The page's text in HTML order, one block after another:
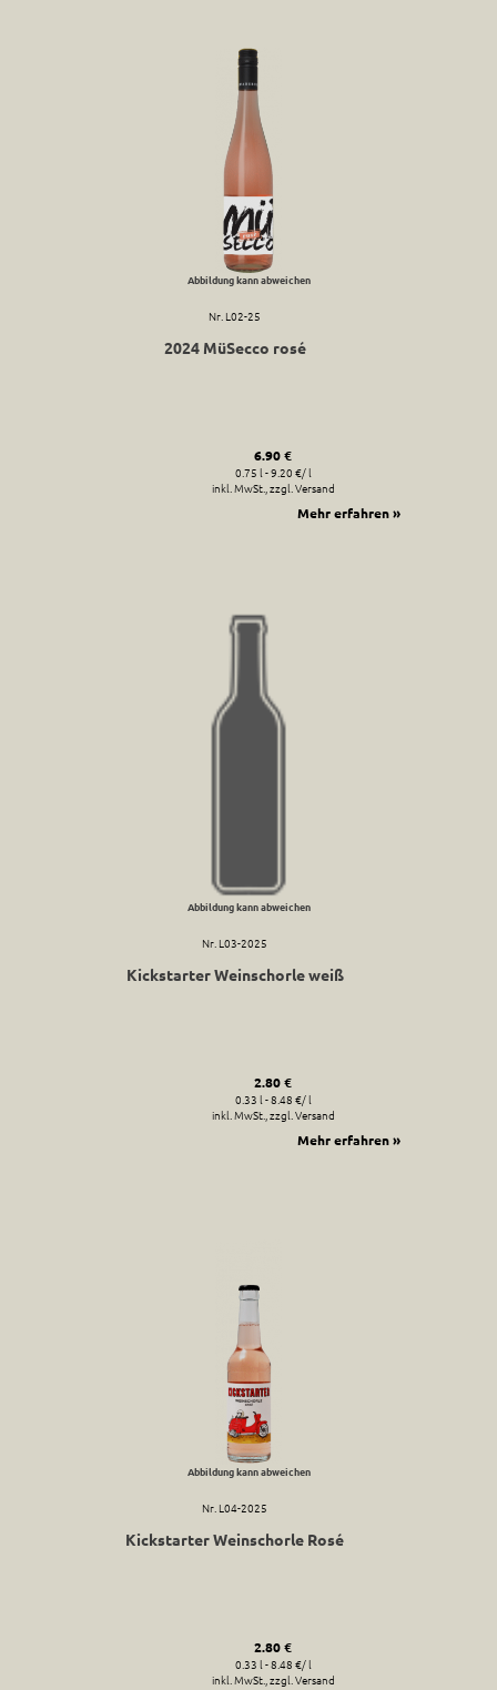
Abbildung kann abweichen
Nr. L02-25
2024 MüSecco rosé
6.90 €
0.75 l - 9.20 €/ l
inkl. MwSt., zzgl. Versand
Mehr erfahren »
Abbildung kann abweichen
Nr. L03-2025
Kickstarter Weinschorle weiß
2.80 €
0.33 l - 8.48 €/ l
inkl. MwSt., zzgl. Versand
Mehr erfahren »
Abbildung kann abweichen
Nr. L04-2025
Kickstarter Weinschorle Rosé
2.80 €
0.33 l - 8.48 €/ l
inkl. MwSt., zzgl. Versand